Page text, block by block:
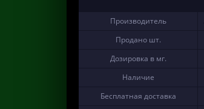
Производитель
Продано шт.
Дозировка в мг.
Наличие
Бесплатная доставка